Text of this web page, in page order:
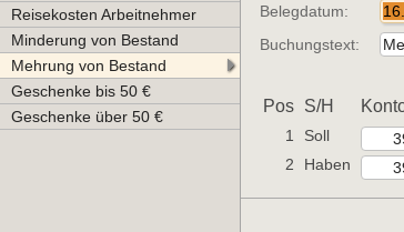
Reisekosten Arbeitnehmer
Minderung von Bestand
Mehrung von Bestand
Geschenke bis 50 €
Geschenke über 50 €
Belegdatum:
Buchungstext:
Pos S/H
1 Soll
2
Haben